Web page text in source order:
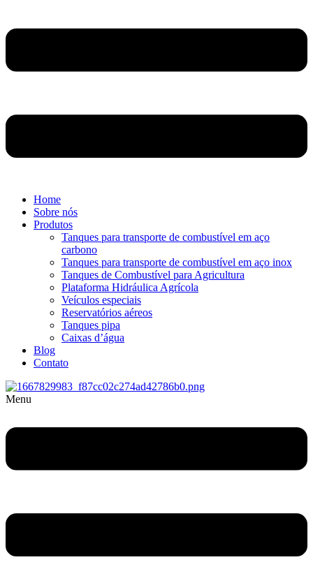
Home
Sobre nós
Produtos
Tanques para transporte de combustível em aço
carbono
Tanques para transporte de combustível em aço inox
Tanques de Combustível para Agricultura
Plataforma Hidráulica Agrícola
Veículos especiais
Reservatórios aéreos
Tanques pipa
Caixas d’água
Blog
Contato
Menu